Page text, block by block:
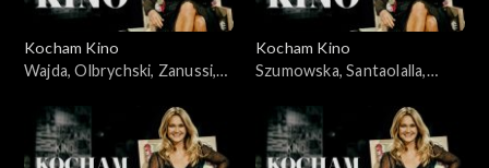
Kocham Kino
Wajda, Olbrychski, Zanussi,
Kocham Kino
Szumowska, Santaolalla,